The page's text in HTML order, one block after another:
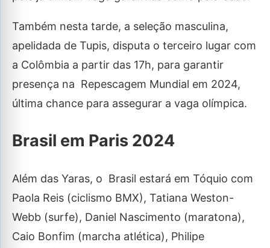
Também nesta tarde, a seleção masculina,
apelidada de Tupis, disputa o terceiro lugar com
a Colômbia a partir das 17h, para garantir
presença na Repescagem Mundial em 2024,
última chance para assegurar a vaga olímpica.
Brasil em Paris 2024
Além das Yaras, o Brasil estará em Tóquio com
Paola Reis (ciclismo BMX), Tatiana Weston-
Webb (surfe), Daniel Nascimento (maratona),
Caio Bonfim (marcha atlética), Philipe